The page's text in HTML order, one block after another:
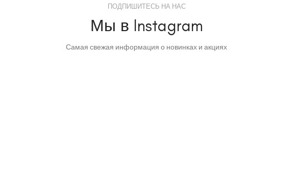
ПОДПИШИТЕСЬ НА НАС
Мы в Instagram
Самая свежая информация о новинках и акциях